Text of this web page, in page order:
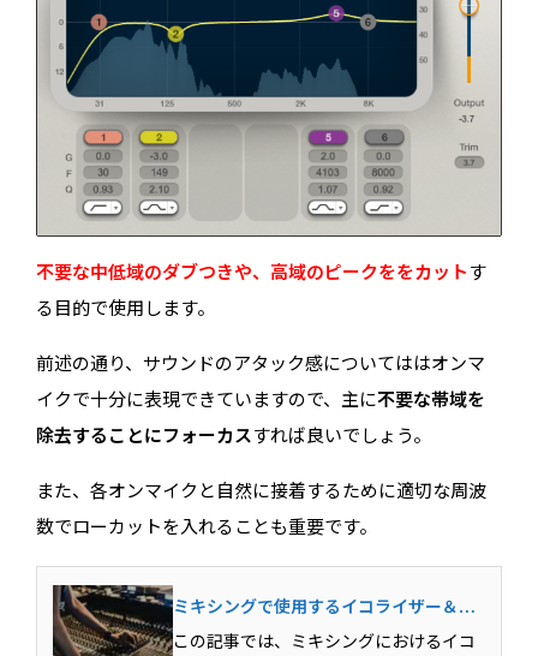
不要な中低域のダブつきや、高域のピークををカットす
る目的で使用します。
前述の通り、サウンドのアタック感についてははオンマ
イクで十分に表現できていますので、主に不要な帯域を
除去することにフォーカスすれば良いでしょう。
また、各オンマイクと自然に接着するために適切な周波
数でローカットを入れることも重要です。
ミキシングで使用するイコライザー＆コ
ンプレッサーの基本テクニック
この記事では、ミキシングにおけるイコ